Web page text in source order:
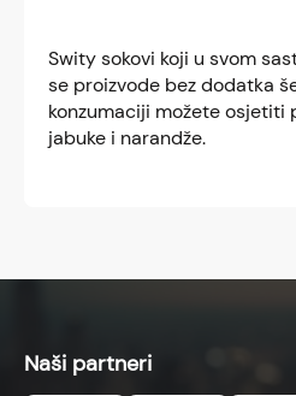
Swity sokovi koji u svom
se proizvode bez dodatka
konzumaciji možete osjetiti
jabuke i narandže.
Naši partneri